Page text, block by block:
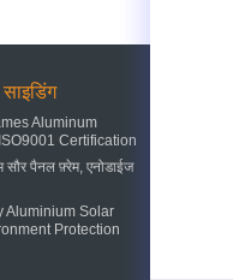
साइडिंग
Aluminum
Certification
पैनल फ़्रेम, एनोडाईज
Aluminium Solar
Protection